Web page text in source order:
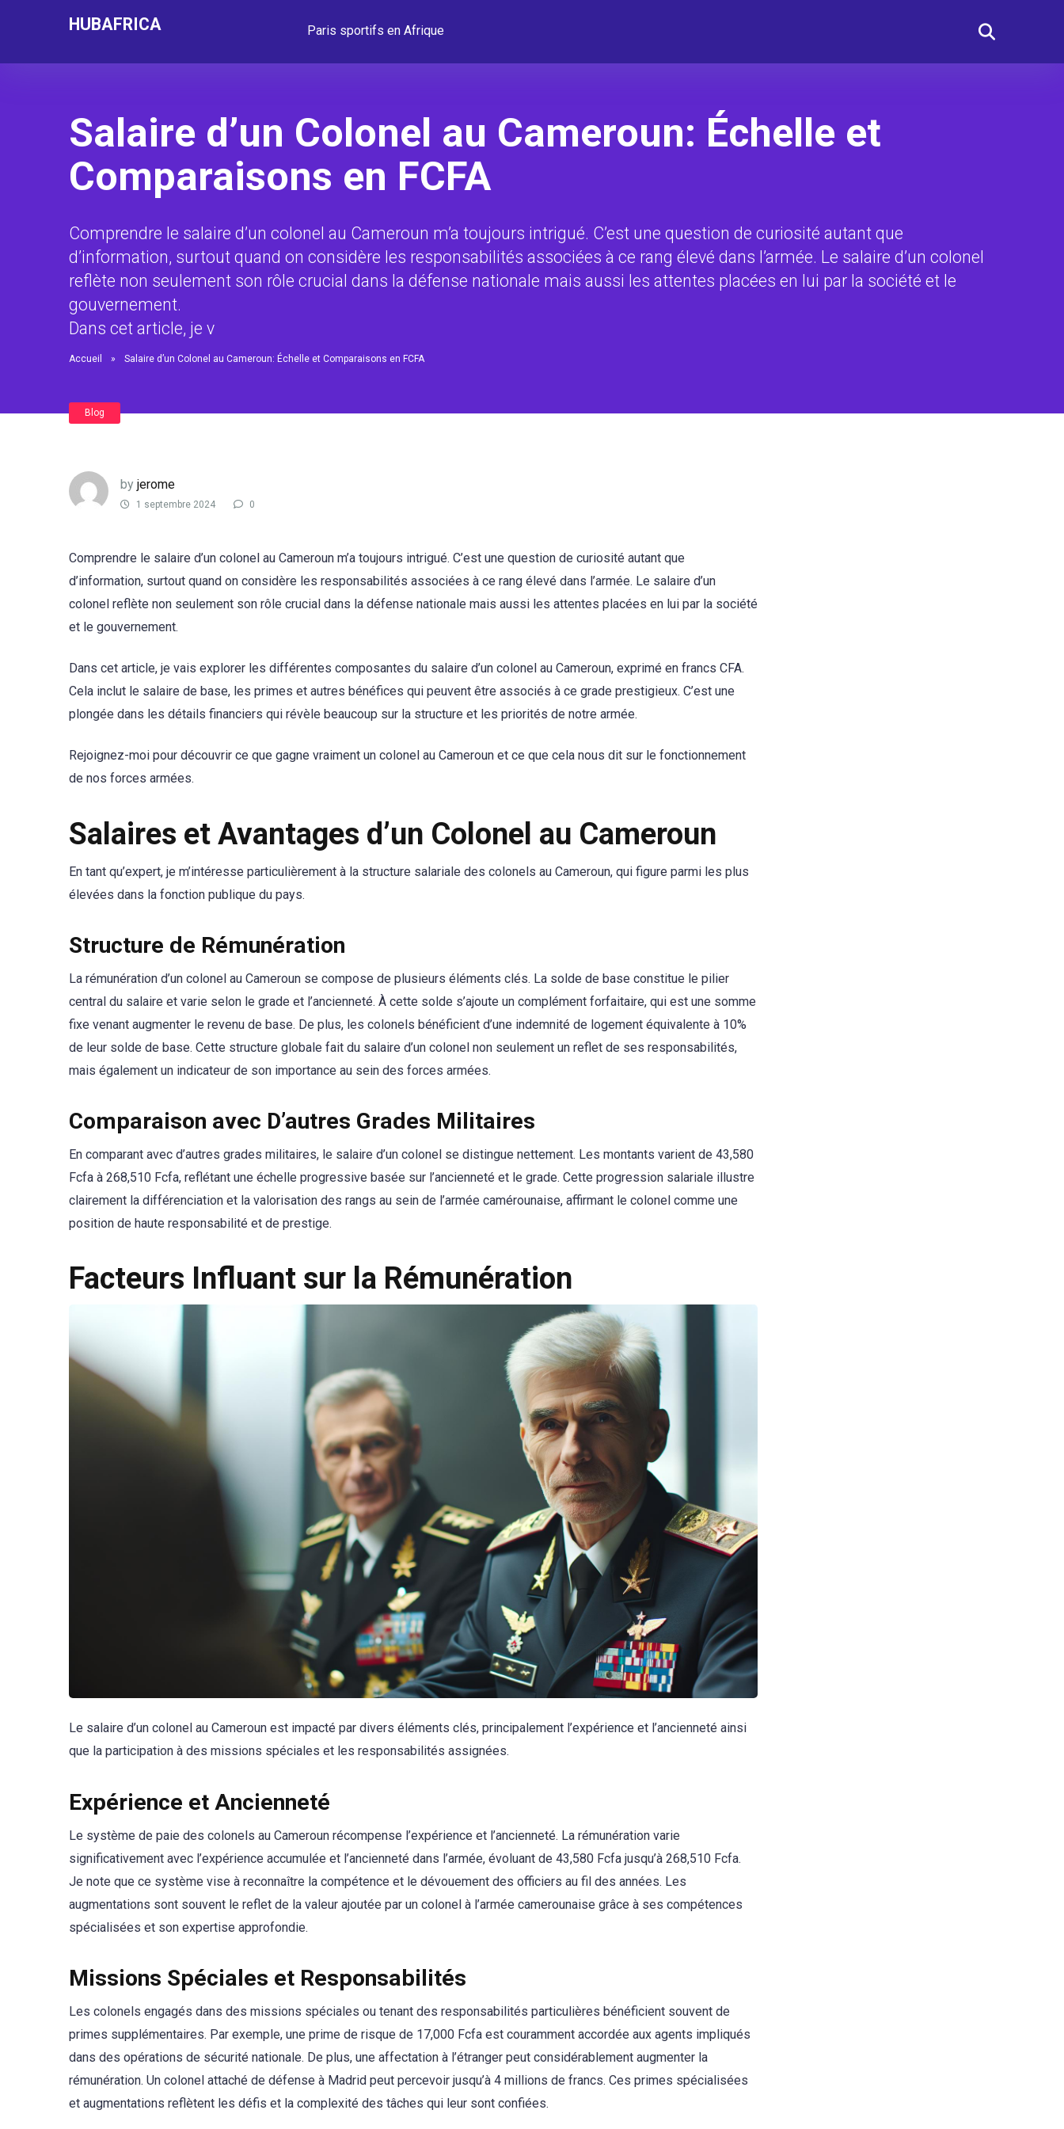
HUBAFRICA Paris sportifs en Afrique
Salaire d’un Colonel au Cameroun: Échelle et
Comparaisons en FCFA
Comprendre le salaire d’un colonel au Cameroun m’a toujours intrigué. C’est une question de curiosité autant que
d’information, surtout quand on considère les responsabilités associées à ce rang élevé dans l’armée. Le salaire d’un colonel
reflète non seulement son rôle crucial dans la défense nationale mais aussi les attentes placées en lui par la société et le
gouvernement.
Dans cet article, je v
Accueil » Salaire d’un Colonel au Cameroun: Échelle et Comparaisons en FCFA
Blog
by jerome
1 septembre 2024 0
Comprendre le salaire d’un colonel au Cameroun m’a toujours intrigué. C’est une question de curiosité autant que
d’information, surtout quand on considère les responsabilités associées à ce rang élevé dans l’armée. Le salaire d’un
colonel reflète non seulement son rôle crucial dans la défense nationale mais aussi les attentes placées en lui par la société
et le gouvernement.
Dans cet article, je vais explorer les différentes composantes du salaire d’un colonel au Cameroun, exprimé en francs CFA.
Cela inclut le salaire de base, les primes et autres bénéfices qui peuvent être associés à ce grade prestigieux. C’est une
plongée dans les détails financiers qui révèle beaucoup sur la structure et les priorités de notre armée.
Rejoignez-moi pour découvrir ce que gagne vraiment un colonel au Cameroun et ce que cela nous dit sur le fonctionnement
de nos forces armées.
Salaires et Avantages d’un Colonel au Cameroun
En tant qu’expert, je m’intéresse particulièrement à la structure salariale des colonels au Cameroun, qui figure parmi les plus
élevées dans la fonction publique du pays.
Structure de Rémunération
La rémunération d’un colonel au Cameroun se compose de plusieurs éléments clés. La solde de base constitue le pilier
central du salaire et varie selon le grade et l’ancienneté. À cette solde s’ajoute un complément forfaitaire, qui est une somme
fixe venant augmenter le revenu de base. De plus, les colonels bénéficient d’une indemnité de logement équivalente à 10%
de leur solde de base. Cette structure globale fait du salaire d’un colonel non seulement un reflet de ses responsabilités,
mais également un indicateur de son importance au sein des forces armées.
Comparaison avec D’autres Grades Militaires
En comparant avec d’autres grades militaires, le salaire d’un colonel se distingue nettement. Les montants varient de 43,580
Fcfa à 268,510 Fcfa, reflétant une échelle progressive basée sur l’ancienneté et le grade. Cette progression salariale illustre
clairement la différenciation et la valorisation des rangs au sein de l’armée camérounaise, affirmant le colonel comme une
position de haute responsabilité et de prestige.
Facteurs Influant sur la Rémunération
Le salaire d’un colonel au Cameroun est impacté par divers éléments clés, principalement l’expérience et l’ancienneté ainsi
que la participation à des missions spéciales et les responsabilités assignées.
Expérience et Ancienneté
Le système de paie des colonels au Cameroun récompense l’expérience et l’ancienneté. La rémunération varie
significativement avec l’expérience accumulée et l’ancienneté dans l’armée, évoluant de 43,580 Fcfa jusqu’à 268,510 Fcfa.
Je note que ce système vise à reconnaître la compétence et le dévouement des officiers au fil des années. Les
augmentations sont souvent le reflet de la valeur ajoutée par un colonel à l’armée camerounaise grâce à ses compétences
spécialisées et son expertise approfondie.
Missions Spéciales et Responsabilités
Les colonels engagés dans des missions spéciales ou tenant des responsabilités particulières bénéficient souvent de
primes supplémentaires. Par exemple, une prime de risque de 17,000 Fcfa est couramment accordée aux agents impliqués
dans des opérations de sécurité nationale. De plus, une affectation à l’étranger peut considérablement augmenter la
rémunération. Un colonel attaché de défense à Madrid peut percevoir jusqu’à 4 millions de francs. Ces primes spécialisées
et augmentations reflètent les défis et la complexité des tâches qui leur sont confiées.